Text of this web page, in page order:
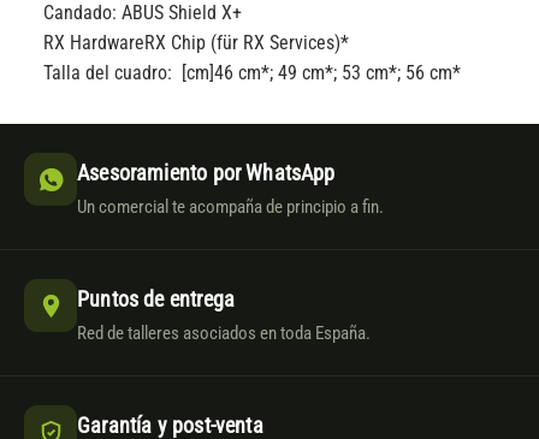
Candado:ABUS Shield X+
RX HardwareRX Chip (für RX Services)*
Talla del cuadro: [cm]46 cm*; 49 cm*; 53 cm*; 56 cm*
Asesoramiento por WhatsApp
Un comercial te acompaña de principio a fin.
Puntos de entrega
Red de talleres asociados en toda España.
Garantía y post-venta